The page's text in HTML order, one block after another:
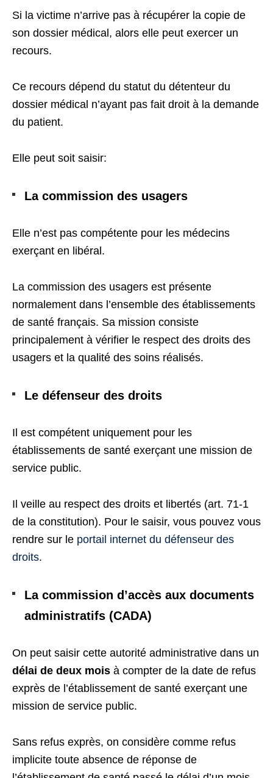
Si la victime n’arrive pas à récupérer la copie de
son dossier médical, alors elle peut exercer un
recours.
Ce recours dépend du statut du détenteur du
dossier médical n’ayant pas fait droit à la demande
du patient.
Elle peut soit saisir:
La commission des usagers
Elle n’est pas compétente pour les médecins
exerçant en libéral.
La commission des usagers est présente
normalement dans l’ensemble des établissements
de santé français. Sa mission consiste
principalement à vérifier le respect des droits des
usagers et la qualité des soins réalisés.
Le défenseur des droits
Il est compétent uniquement pour les
établissements de santé exerçant une mission de
service public.
Il veille au respect des droits et libertés (art. 71-1
de la constitution). Pour le saisir, vous pouvez vous
rendre sur le portail internet du défenseur des
droits.
La commission d’accès aux documents
administratifs (CADA)
On peut saisir cette autorité administrative dans un
délai de deux mois à compter de la date de refus
exprès de l’établissement de santé exerçant une
mission de service public.
Sans refus exprès, on considère comme refus
implicite toute absence de réponse de